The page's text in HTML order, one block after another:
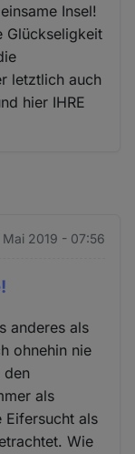
Insel!
Glückseligkeit
letztlich auch
hier IHRE
Mai 2019 - 07:56
anderes als
ohnehin nie
den
als
Eifersucht als
Wie